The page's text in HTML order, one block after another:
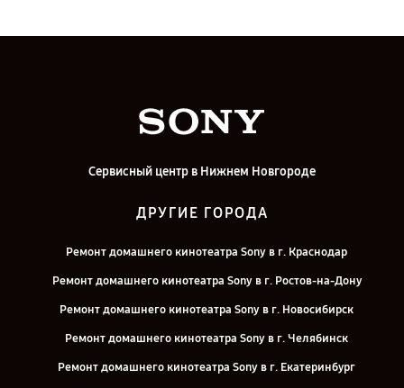
Сервисный центр в Нижнем Новгороде
ДРУГИЕ ГОРОДА
Ремонт домашнего кинотеатра Sony в г. Краснодар
Ремонт домашнего кинотеатра Sony в г. Ростов-на-Дону
Ремонт домашнего кинотеатра Sony в г. Новосибирск
Ремонт домашнего кинотеатра Sony в г. Челябинск
Ремонт домашнего кинотеатра Sony в г. Екатеринбург